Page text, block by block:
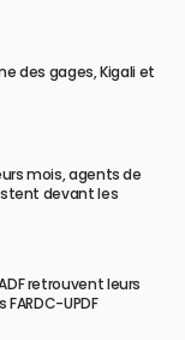
des gages, Kigali et
mois, agents de
devant les
retrouvent leurs
UPDF